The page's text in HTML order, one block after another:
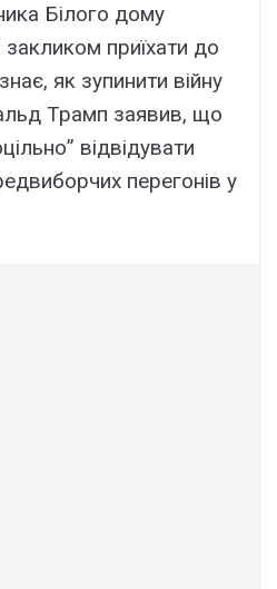
Білого дому
приїхати до
як зупинити війну
Трамп заявив, що
відвідувати
перегонів у